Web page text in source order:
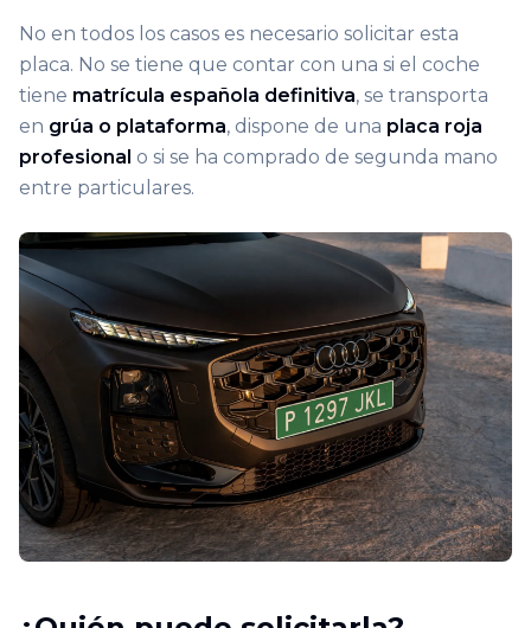
No en todos los casos es necesario solicitar esta
placa. No se tiene que contar con una si el coche
tiene matrícula española definitiva, se transporta
en grúa o plataforma, dispone de una placa roja
profesional o si se ha comprado de segunda mano
entre particulares.